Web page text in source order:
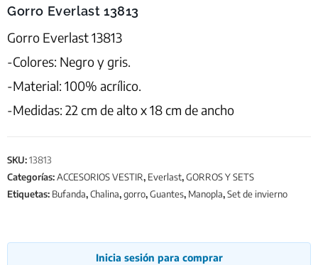
Gorro Everlast 13813
Gorro Everlast 13813
-Colores: Negro y gris.
-Material: 100% acrílico.
-Medidas: 22 cm de alto x 18 cm de ancho
SKU:13813
Categorías:ACCESORIOS VESTIR, Everlast,GORROS Y SETS
Etiquetas: Bufanda,Chalina,gorro,Guantes, Manopla,Set de invierno
Inicia sesión para comprar